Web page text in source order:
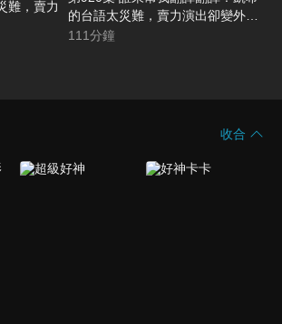
的台語太災難，賣力演出卻變外星
語～
111分鐘
收合